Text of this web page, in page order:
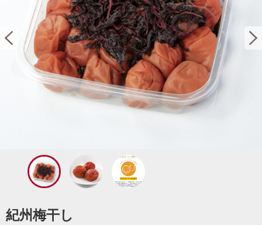
紀州梅干し